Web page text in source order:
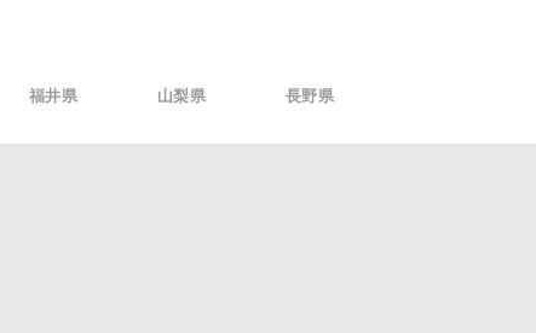
福井県 山梨県 長野県